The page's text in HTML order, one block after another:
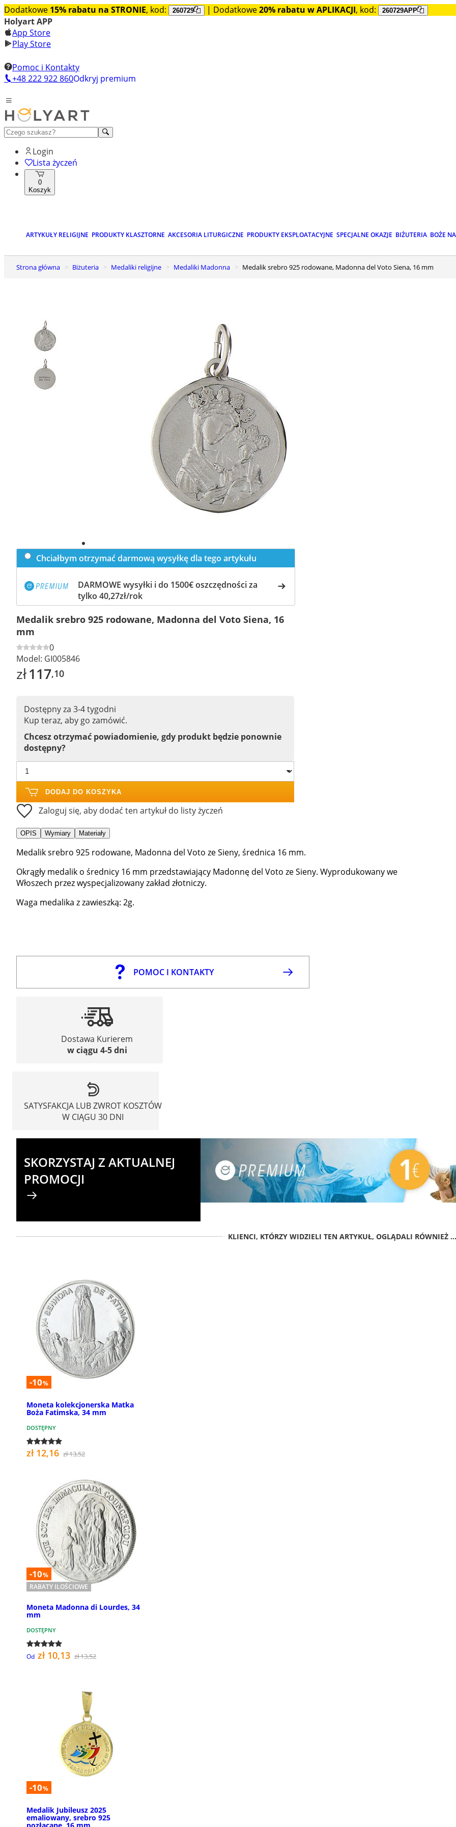
Dodatkowe 15% rabatu na STRONIE, kod: 260729 | Dodatkowe20% rabatu w APLIKACJI, kod: 260729APP
Holyart APP
App Store
Play Store
Pomoc i Kontakty
+48 222 922 860Odkryj premium
Login
Lista życzeń
0
Koszyk
ARTYKUŁY RELIGIJNE PRODUKTY KLASZTORNE AKCESORIA LITURGICZNE PRODUKTY EKSPLOATACYJNE SPECJALNE OKAZJE BIŻUTERIA BOŻE
Strona główna Biżuteria Medaliki religijne Medaliki Madonna Medalik srebro 925 rodowane, Madonna del Voto Siena, 16 mm
Chciałbym otrzymać darmową wysyłkę dla tego artykułu
DARMOWE wysyłki i do 1500€ oszczędności za
tylko 40,27zł/rok
Medalik srebro 925 rodowane, Madonna del Voto Siena, 16
mm
0
Model: GI005846
zł117,10
Dostępny za 3-4 tygodni
Kup teraz, aby go zamówić.
Chcesz otrzymać powiadomienie, gdy produkt będzie ponownie
dostępny?
DODAJ DO KOSZYKA
Zaloguj się, aby dodać ten artykuł do listy życzeń
OPIS Wymiary Materiały
Medalik srebro 925 rodowane, Madonna del Voto ze Sieny, średnica 16 mm.
Okrągły medalik o średnicy 16 mm przedstawiający Madonnę del Voto ze Sieny. Wyprodukowany we
Włoszech przez wyspecjalizowany zakład złotniczy.
Waga medalika z zawieszką: 2g.
POMOC I KONTAKTY
Dostawa Kurierem
w ciągu 4-5 dni
SATYSFAKCJA LUB ZWROT KOSZTÓW
W CIĄGU 30 DNI
SKORZYSTAJ Z AKTUALNEJ
PROMOCJI
KLIENCI, KTÓRZY WIDZIELI TEN ARTYKUŁ, OGLĄDALI RÓWNIEŻ ...
-10%
Moneta kolekcjonerska Matka
Boża Fatimska, 34 mm
DOSTĘPNY
zł 12,16 zł 13,52
-10%
RABATY ILOŚCIOWE
Moneta Madonna di Lourdes, 34
mm
DOSTĘPNY
Od zł 10,13 zł 13,52
-10%
Medalik Jubileusz 2025
emaliowany, srebro 925